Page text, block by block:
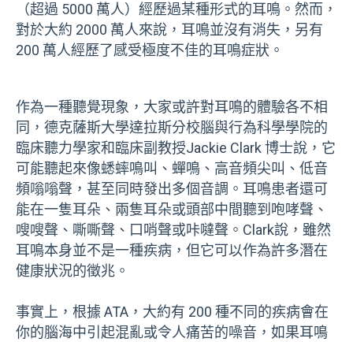
（超過 5000 萬人）經歷過某種形式的耳鳴。然而，
對於大約 2000 萬人來說，耳鳴並沒有消失，另有
200 萬人經歷了感受極度不佳的耳鳴症狀。
作為一種聽覺現象，大家或許對耳鳴的體驗各不相
同，德克薩斯大學達拉斯分校腦與行為科學學院的
臨床聽力學家和臨床副教授Jackie Clark 博士說，它
可能聽起來像蟋蟀鳴叫、蟬鳴、高音頻尖叫、低音
頻嗡嗡聲，甚至同時發出多個音調。耳鳴患者還可
能在一隻耳朵、兩隻耳朵或頭部中間聽到咆哮聲、
嗖嗖聲、嘶嘶聲、口哨聲或咔噠聲。Clark說，雖然
耳鳴本身並不是一種疾病，但它可以作為許多潛在
健康狀況的徵兆。
事實上，根據 ATA，大約有 200 種不同的疾病會在
你的腦海中引起混亂或令人痛苦的噪音，如果耳鳴